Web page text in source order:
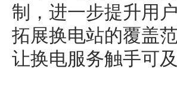
制，进一步提升用
拓展换电站的覆盖
让换电服务触手可及